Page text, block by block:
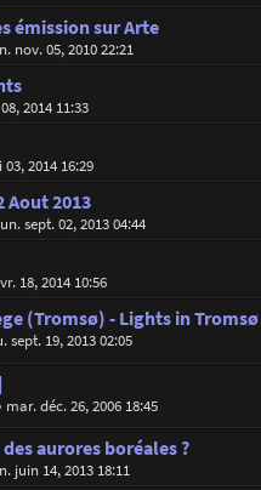
émission sur Arte
nov. 05, 2010 22:21
2014 11:33
2014 16:29
Aout 2013
sept. 02, 2013 04:44
18, 2014 10:56
(Tromsø) - Lights in Tromsø
sept. 19, 2013 02:05
mar. déc. 26, 2006 18:45
aurores boréales ?
juin 14, 2013 18:11